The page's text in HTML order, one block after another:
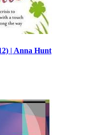
| Anna Hunt